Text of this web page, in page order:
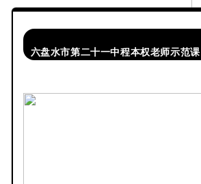
六盘水市第二十一中程本权老师示范课